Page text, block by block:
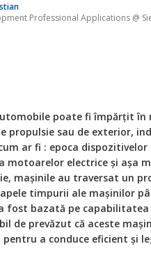
Professional Applications @
poate fi împărțit
propulsie sau de exterior,
ar fi : epoca dispozitivelor
motoarelor electrice și așa
mașinile au traversat un
timpurii ale mașinilor
fost bazată pe
de prevăzut că aceste
a conduce eficient și